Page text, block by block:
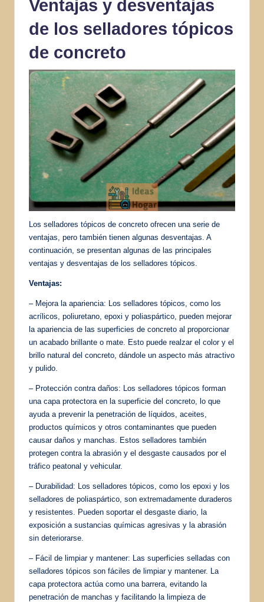
Ventajas y desventajas
de los selladores tópicos
de concreto
Los selladores tópicos de concreto ofrecen una serie de
ventajas, pero también tienen algunas desventajas. A
continuación, se presentan algunas de las principales
ventajas y desventajas de los selladores tópicos.
Ventajas:
– Mejora la apariencia: Los selladores tópicos, como los
acrílicos, poliuretano, epoxi y poliaspártico, pueden mejorar
la apariencia de las superficies de concreto al proporcionar
un acabado brillante o mate. Esto puede realzar el color y el
brillo natural del concreto, dándole un aspecto más atractivo
y pulido.
– Protección contra daños: Los selladores tópicos forman
una capa protectora en la superficie del concreto, lo que
ayuda a prevenir la penetración de líquidos, aceites,
productos químicos y otros contaminantes que pueden
causar daños y manchas. Estos selladores también
protegen contra la abrasión y el desgaste causados por el
tráfico peatonal y vehicular.
– Durabilidad: Los selladores tópicos, como los epoxi y los
selladores de poliaspártico, son extremadamente duraderos
y resistentes. Pueden soportar el desgaste diario, la
exposición a sustancias químicas agresivas y la abrasión
sin deteriorarse.
– Fácil de limpiar y mantener: Las superficies selladas con
selladores tópicos son fáciles de limpiar y mantener. La
capa protectora actúa como una barrera, evitando la
penetración de manchas y facilitando la limpieza de